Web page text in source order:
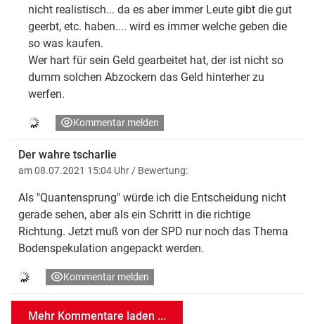
nicht realistisch... da es aber immer Leute gibt die gut
geerbt, etc. haben.... wird es immer welche geben die
so was kaufen.
Wer hart für sein Geld gearbeitet hat, der ist nicht so
dumm solchen Abzockern das Geld hinterher zu
werfen.
Kommentar melden
Der wahre tscharlie
am 08.07.2021 15:04 Uhr / Bewertung:
Als "Quantensprung" würde ich die Entscheidung nicht
gerade sehen, aber als ein Schritt in die richtige
Richtung. Jetzt muß von der SPD nur noch das Thema
Bodenspekulation angepackt werden.
Kommentar melden
Mehr Kommentare laden ...